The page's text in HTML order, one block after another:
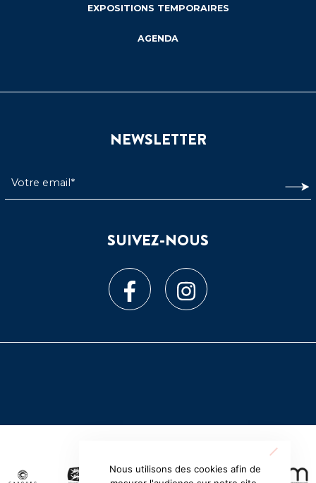
EXPOSITIONS TEMPORAIRES
AGENDA
NEWSLETTER
SUIVEZ-NOUS
Nous utilisons des cookies afin de